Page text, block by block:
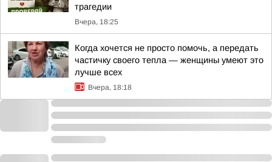
трагедии
Вчера, 18:25
Когда хочется не просто помочь, а передать
частичку своего тепла — женщины умеют это
лучше всех
Вчера, 18:18